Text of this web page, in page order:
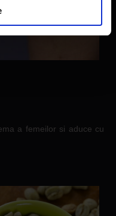
a femeilor si aduce cu